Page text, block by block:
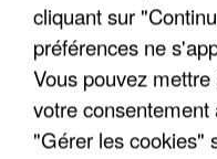
"ON
cliquant sur
préférences ne
Vous pouvez
votre
"Gérer les cookies"